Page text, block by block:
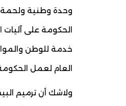
وحدة وطنية
الحكومة على آليات
خدمة للوطن
العام لعمل
ولاشك أن ترميم